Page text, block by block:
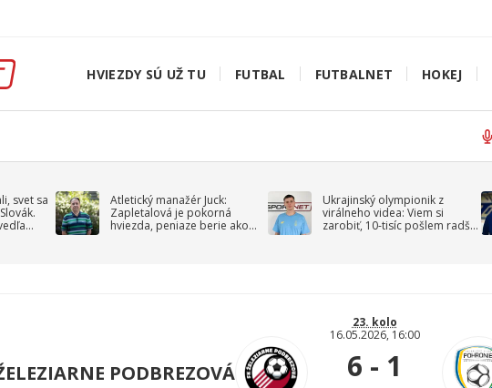
HVIEZDY SÚ UŽ TU FUTBAL FUTBALNET HOKEJ
svet sa
Atletický manažér Juck:
Zapletalová je pokorná
hviezda, peniaze berie ako
Ukrajinský olympionik z
virálneho videa: Viem si
zarobiť, 10-tisíc pošlem radšej
PODBREZOVÁ
23. kolo
16.05.2026, 16:00
6 - 1